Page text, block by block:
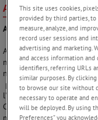
t
o
n
AmetekTest France
AMETEK Sensors, Test &
AMETEK Sensors, Test &
matériaux et instruments
niveau de performance et
production, en contrôle
l'éducation.
Chatillon et Lloyd
mondialement
This site uses cookies,
provided by third parties,
measure, analyze, and
record user sessions and
advertising and marketing.
and access information and
identifiers, referring URLs
similar purposes. By
to browse our site without
necessary to operate and
will be deployed. By using
Preferences” you